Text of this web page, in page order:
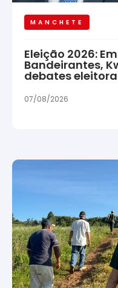
MANCHETE
Eleição 2026:
Bandeirantes,
debates
07/08/2026